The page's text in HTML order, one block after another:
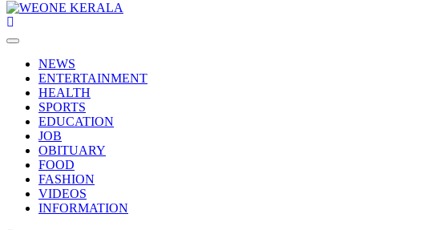
Primary
NEWS
ENTERTAINMENT
HEALTH
SPORTS
EDUCATION
JOB
OBITUARY
FOOD
FASHION
VIDEOS
INFORMATION